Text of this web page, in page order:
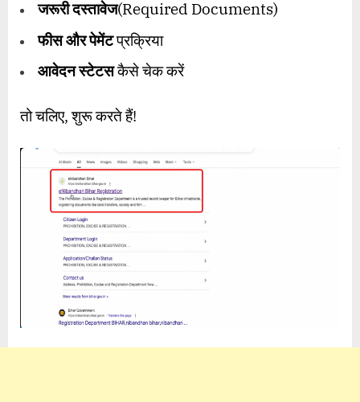
जरूरी दस्तावेज(Required Documents)
फीस और पेमेंटप्रक्रिया
आवेदन स्टेटसकैसे चेक करें
तो चलिए, शुरू करते हैं!